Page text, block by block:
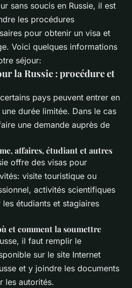
sans soucis en Russie, il est
les procédures
pour obtenir un visa et
Voici quelques informations
séjour:
la Russie : procédure et
pays peuvent entrer en
durée limitée. Dans le cas
une demande auprès de
affaires, étudiant et autres
offre des visas pour
visite touristique ou
activités scientifiques
étudiants et stagiaires
et comment la soumettre
il faut remplir le
sur le site Internet
et y joindre les documents
les autorités.